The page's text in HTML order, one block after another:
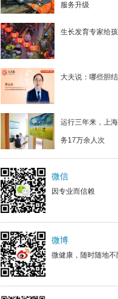
服务升级
生长发育专家给
大夫说：哪些胆
运行三年来，上
务17万余人次
微信
因专业而信赖
微博
微健康，随时随地不